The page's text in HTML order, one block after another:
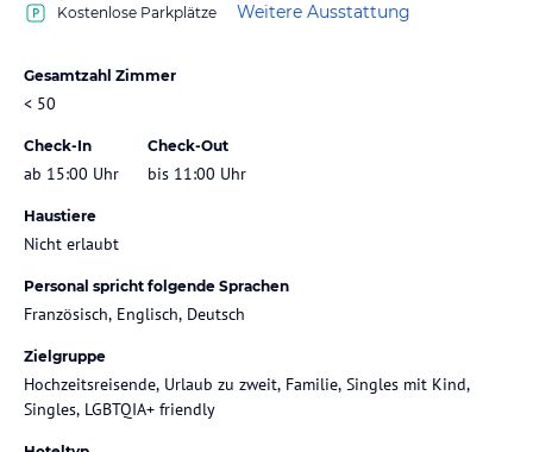
Kostenlose Parkplätze Weitere Ausstattung
Gesamtzahl Zimmer
< 50
Check-In
ab 15:00 Uhr
Check-Out
bis 11:00 Uhr
Haustiere
Nicht erlaubt
Personal spricht folgende Sprachen
Französisch, Englisch, Deutsch
Zielgruppe
Hochzeitsreisende, Urlaub zu zweit, Familie, Singles mit Kind,
Singles, LGBTQIA+ friendly